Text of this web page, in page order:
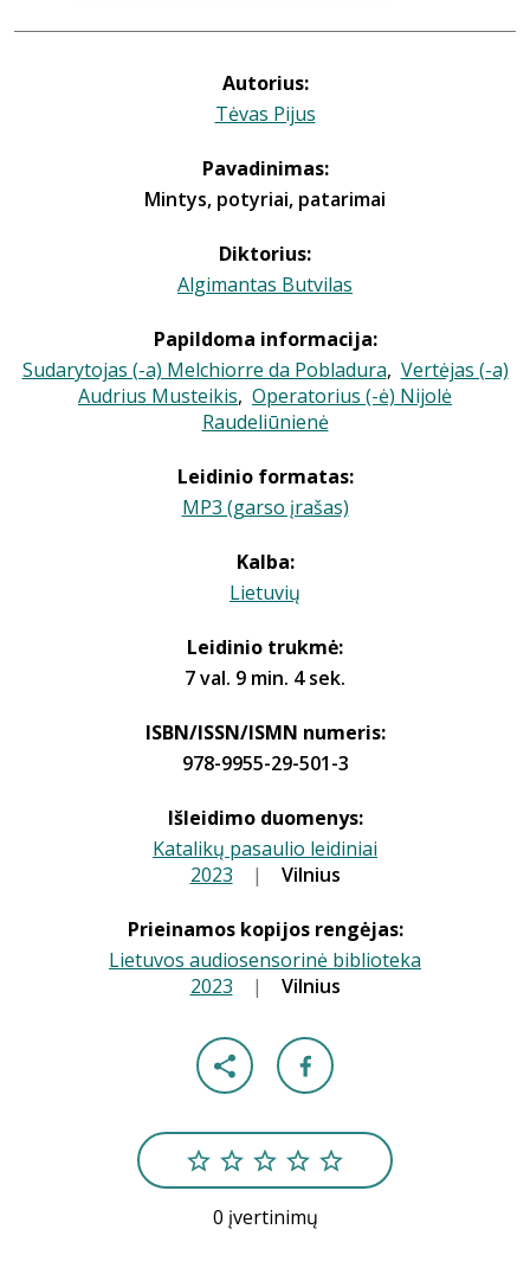
Autorius:
Tėvas Pijus
Pavadinimas:
Mintys, potyriai, patarimai
Diktorius:
Algimantas Butvilas
Papildoma informacija:
Sudarytojas (-a) Melchiorre da Pobladura, Vertėjas (-a)
Audrius Musteikis, Operatorius (-ė) Nijolė
Raudeliūnienė
Leidinio formatas:
MP3 (garso įrašas)
Kalba:
Lietuvių
Leidinio trukmė:
7 val. 9 min. 4 sek.
ISBN/ISSN/ISMN numeris:
978-9955-29-501-3
Išleidimo duomenys:
Katalikų pasaulio leidiniai
2023 | Vilnius
Prieinamos kopijos rengėjas:
Lietuvos audiosensorinė biblioteka
2023 | Vilnius
0 įvertinimų